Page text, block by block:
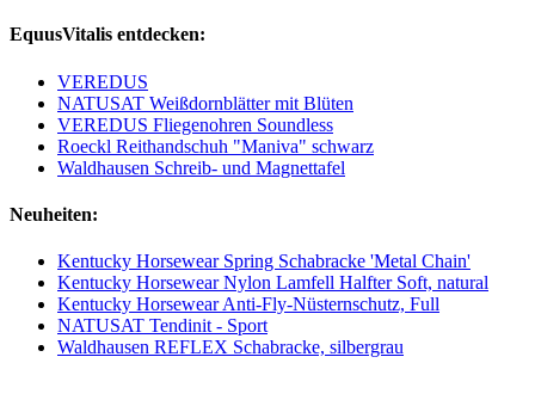
EquusVitalis entdecken:
VEREDUS
NATUSAT Weißdornblätter mit Blüten
VEREDUS Fliegenohren Soundless
Roeckl Reithandschuh "Maniva" schwarz
Waldhausen Schreib- und Magnettafel
Neuheiten:
Kentucky Horsewear Spring Schabracke 'Metal Chain'
Kentucky Horsewear Nylon Lamfell Halfter Soft, natural
Kentucky Horsewear Anti-Fly-Nüsternschutz, Full
NATUSAT Tendinit - Sport
Waldhausen REFLEX Schabracke, silbergrau